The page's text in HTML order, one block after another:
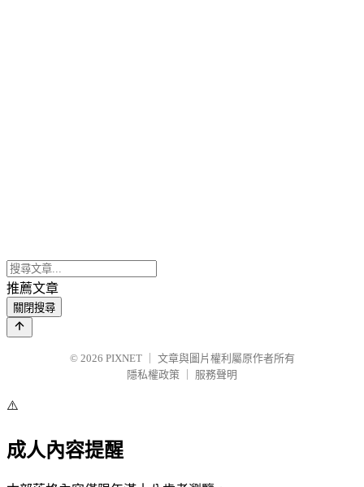
推薦文章
關閉搜尋
© 2026 PIXNET
文章與圖片權利屬原作者所有
隱私權政策
服務聲明
⚠️
成人內容提醒